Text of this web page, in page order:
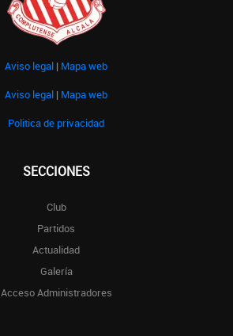
Aviso legal | Mapa web
Aviso legal | Mapa web
Politica de privacidad
SECCIONES
Club
Partidos
Actualidad
Galería
Acceso Administradores